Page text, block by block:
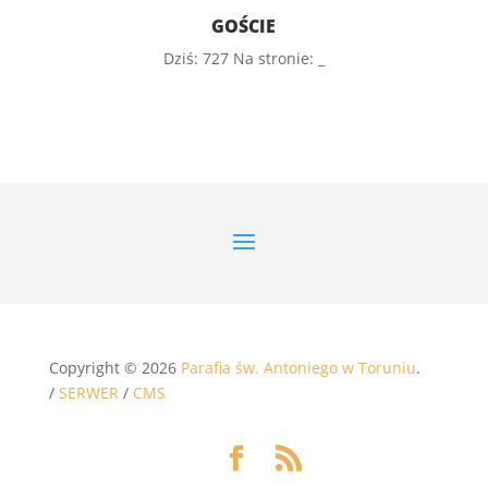
GOŚCIE
Dziś: 727Na stronie:
Copyright © 2026 Parafia św. Antoniego w Toruniu.
/ SERWER/ CMS